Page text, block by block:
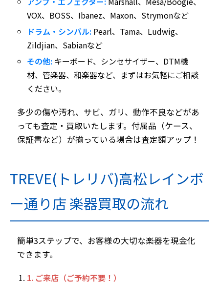
VOX、BOSS、Ibanez、Maxon、Strymonなど
ドラム・シンバル: Pearl、Tama、Ludwig、
Zildjian、Sabianなど
その他: キーボード、シンセサイザー、DTM機
材、管楽器、和楽器など、まずはお気軽にご相談
ください。
多少の傷や汚れ、サビ、ガリ、動作不良などがあ
っても査定・買取いたします。付属品（ケース、
保証書など）が揃っている場合は査定額アップ！
TREVE(トレリバ)高松レインボ
ー通り店 楽器買取の流れ
簡単3ステップで、お客様の大切な楽器を現金化
できます。
1. ご来店（ご予約不要！）